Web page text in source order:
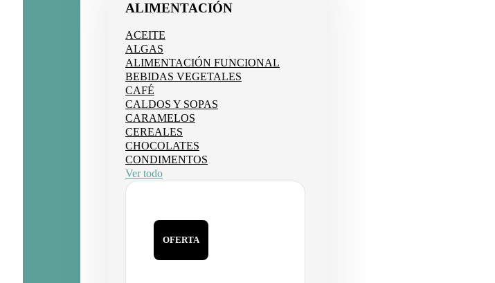
ALIMENTACIÓN
ACEITE
ALGAS
ALIMENTACIÓN FUNCIONAL
BEBIDAS VEGETALES
CAFÉ
CALDOS Y SOPAS
CARAMELOS
CEREALES
CHOCOLATES
CONDIMENTOS
Ver todo
OFERTA